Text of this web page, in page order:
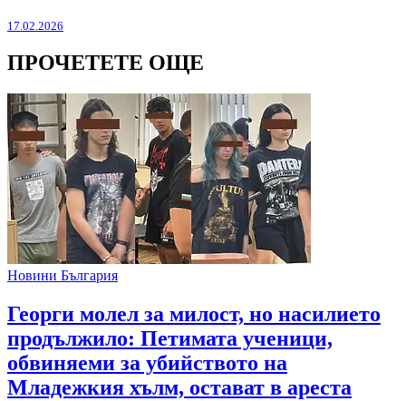
17.02.2026
ПРОЧЕТЕТЕ ОЩЕ
Новини България
Георги молел за милост, но насилието
продължило: Петимата ученици,
обвиняеми за убийството на
Младежкия хълм, остават в ареста